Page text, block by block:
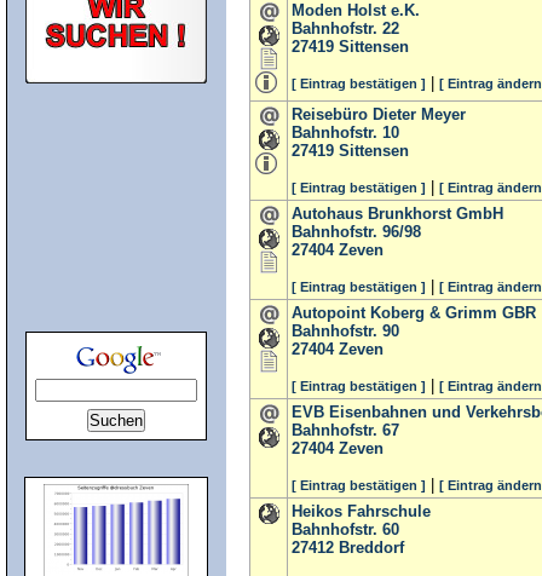
Moden Holst e.K.
Bahnhofstr. 22
27419 Sittensen
[ Eintrag bestätigen ] [ Eintrag
Reisebüro Dieter Meyer
Bahnhofstr. 10
27419 Sittensen
[ Eintrag bestätigen ] [ Eintrag
Autohaus Brunkhorst GmbH
Bahnhofstr. 96/98
27404 Zeven
[ Eintrag bestätigen ] [ Eintrag
Autopoint Koberg & Grimm GBR
Bahnhofstr. 90
27404 Zeven
[ Eintrag bestätigen ] [ Eintrag
EVB Eisenbahnen und
Bahnhofstr. 67
27404 Zeven
[ Eintrag bestätigen ] [ Eintrag
Heikos Fahrschule
Bahnhofstr. 60
27412 Breddorf